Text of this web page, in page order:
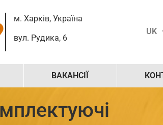
м. Харків, Україна
вул. Рудика, 6
UK
EN
ВАКАНСІЇ